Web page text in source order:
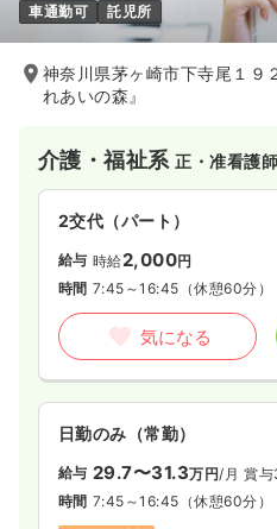
車通勤可 託児所
神奈川県茅ヶ崎市下寺尾１９
れあいの森』
介護・福祉系正・准看護師
2交代（パート）
給与 時給2,000円
時間 7:45～16:45 （休憩60分）
気になる
日勤のみ（常勤）
給与 29.7〜31.3万円/月 賞与
時間 7:45～16:45 （休憩60分）